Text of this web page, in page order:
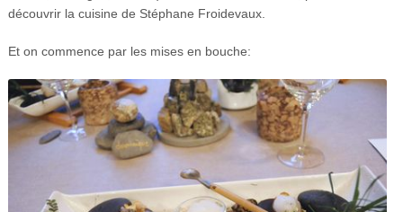
découvrir la cuisine de Stéphane Froidevaux.
Et on commence par les mises en bouche: